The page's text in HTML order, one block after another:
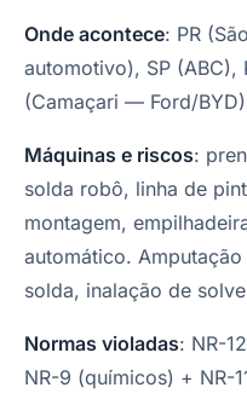
Onde acontece: PR
automotivo), SP (ABC),
(Camaçari — Ford/
Máquinas e riscos:
solda robô, linha de
montagem,
automático.
solda, inalação de
Normas violadas: NR-
NR-9 (químicos) + NR-